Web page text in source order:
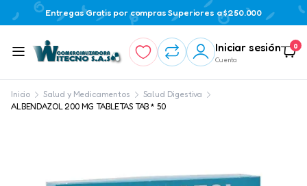
Entregas Gratis por compras Superiores a $250.000
Iniciar sesión
Cuenta
0
Inicio Salud y Medicamentos
Salud Digestiva
ALBENDAZOL 200 MG TABLETAS TAB * 50